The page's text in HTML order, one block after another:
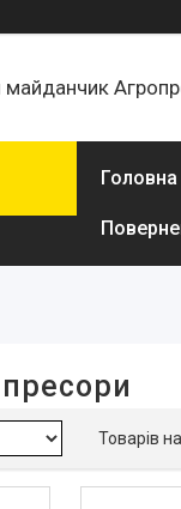
майданчик
Головна